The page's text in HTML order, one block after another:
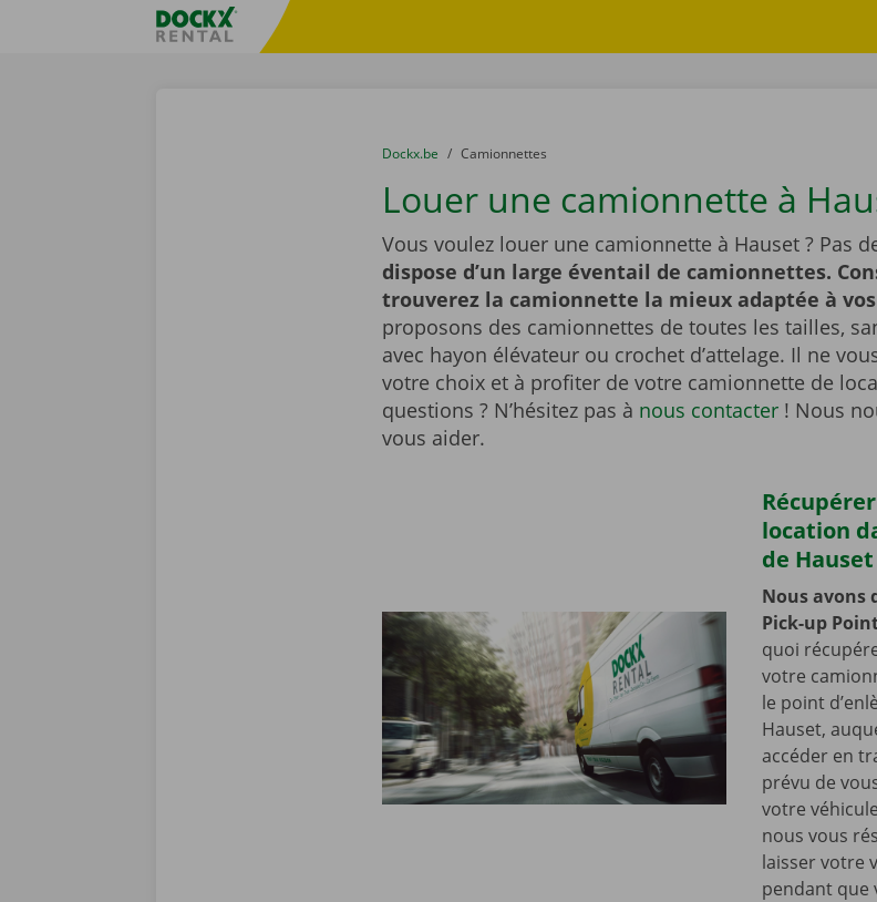
sitename
You are here:
du
Dockx.be to
Camionnettes
Louer une camionnette à
Vous voulez louer une camionnette à Hauset ? Pas
dispose d’un large éventail de camionnettes.
trouverez la camionnette la mieux adaptée à
proposons des camionnettes de toutes les tailles,
avec hayon élévateur ou crochet d’attelage. Il ne
votre choix et à profiter de votre camionnette de
questions ? N’hésitez pas à nous contacter! Nous
vous aider.
location
de Hauset
Nous avons
Pick-up
quoi
votre
le point
Hauset,
accéder en
prévu de
votre
nous vous
laisser votre
pendant que